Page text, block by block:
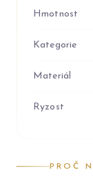
Hmotnost
Kategorie
Materiál
Ryzost
PROČ